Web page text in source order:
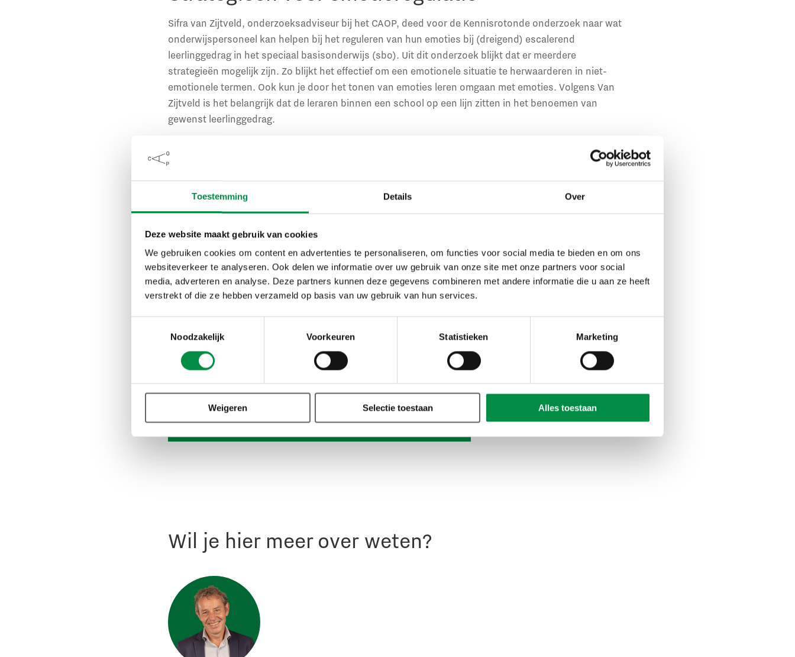
Toestemming Details Over
Deze website maakt gebruik van cookies
We gebruiken cookies om content en advertenties te personaliseren, om functies voor social media te bieden en om ons
websiteverkeer te analyseren. Ook delen we informatie over uw gebruik van onze site met onze partners voor social
media, adverteren en analyse. Deze partners kunnen deze gegevens combineren met andere informatie die u aan ze heeft
verstrekt of die ze hebben verzameld op basis van uw gebruik van hun services.
Noodzakelijk
Voorkeuren Statistieken Marketing
Weigeren Selectie toestaan Alles toestaan
Sifra van Zijtveld, onderzoeksadviseur bij het CAOP, deed voor de Kennisrotonde onderzoek naar wat
onderwijspersoneel kan helpen bij het reguleren van hun emoties bij (dreigend) escalerend
leerlinggedrag in het speciaal basisonderwijs (sbo). Uit dit onderzoek blijkt dat er meerdere
strategieën mogelijk zijn. Zo blijkt het effectief om een emotionele situatie te herwaarderen in niet-
emotionele termen. Ook kun je door het tonen van emoties leren omgaan met emoties. Volgens Van
Zijtveld is het belangrijk dat de leraren binnen een school op een lijn zitten in het benoemen van
gewenst leerlinggedrag.
Instrumenten en trainingen
vervolgens reguleren van stress en emoties. Het is echter niet bekend hoe effectief deze instrumenten
Kennisrotonde
De Kennisrotonde is het online loket van NRO waar onderwijsprofessionals hun vragen uit de
onderwijspraktijk kunnen stellen. In dit geval stelde een orthopedagoog de vraag: Wat draagt bij aan
effectieve emotieregulatie van onderwijspersoneel in het geval van (dreigend) escalerend
leerlinggedrag in het sbo? Namens het CAOP is Ruud van der Aa kennismakelaar voor de
Kennisrotonde.
Lees het volledige antwoord op de Kennisrotonde
Wil je hier meer over weten?